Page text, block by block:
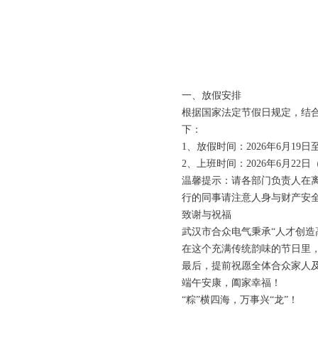
一、放假安排
根据国家法定节假日规定，结
下：
1、放假时间：2026年6月19日
2、上班时间：2026年6月22日
温馨提示：请各部门负责人在
行的同事请注意人身与财产安
致谢与祝福
武汉市合众电气秉承“人才创
在这个充满传统韵味的节日里
最后，提前祝愿全体合众家人
端午安康，阖家幸福！
“粽”横四海，万事兴“龙”！